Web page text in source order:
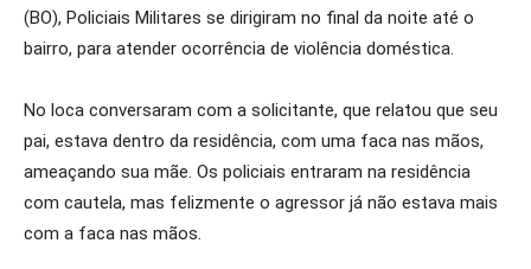
(BO), Policiais Militares se dirigiram no final da noite até o
bairro, para atender ocorrência de violência doméstica.
No loca conversaram com a solicitante, que relatou que seu
pai, estava dentro da residência, com uma faca nas mãos,
ameaçando sua mãe. Os policiais entraram na residência
com cautela, mas felizmente o agressor já não estava mais
com a faca nas mãos.